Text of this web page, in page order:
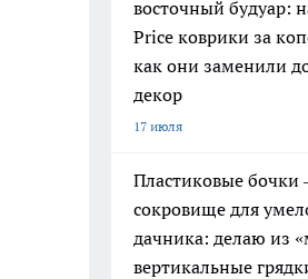
восточный будуар:
Price коврики за
как они заменили
декор
17 июля
Пластиковые
сокровище для
дачника: делаю из
вертикальные